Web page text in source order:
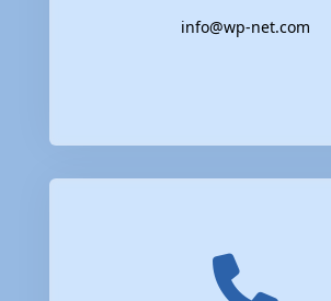
info@wp-net.com